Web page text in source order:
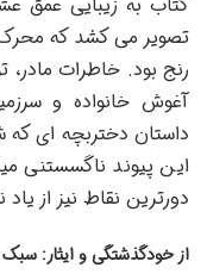
تصویر می کشد که
رنج بود. خاطرات
آغوش خانواده و
داستان دختربچه ای که
این پیوند ناگسستنی
دورترین نقاط نیز از
از خودگذشتگی و ایثار: سبک